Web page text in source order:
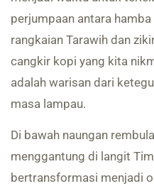
perjumpaan antara
rangkaian Tarawih dan
cangkir kopi yang kita
adalah warisan dari
masa lampau.
Di bawah naungan
menggantung di langit
bertransformasi menjadi